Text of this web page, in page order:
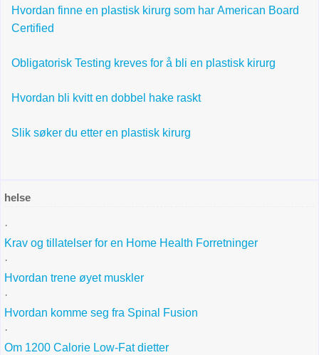
Hvordan finne en plastisk kirurg som har American Board
Certified
Obligatorisk Testing kreves for å bli en plastisk kirurg
Hvordan bli kvitt en dobbel hake raskt
Slik søker du etter en plastisk kirurg
helse
·
Krav og tillatelser for en Home Health Forretninger
·
Hvordan trene øyet muskler
·
Hvordan komme seg fra Spinal Fusion
·
Om 1200 Calorie Low-Fat dietter